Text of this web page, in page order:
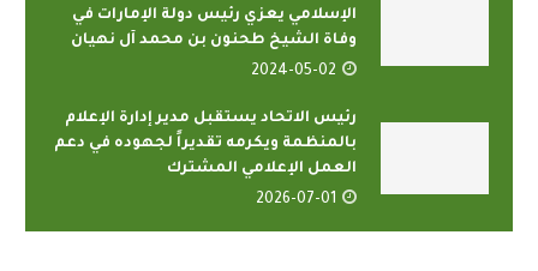
الإسلامي يعزي رئيس دولة الإمارات في
وفاة الشيخ طحنون بن محمد آل نهيان
2024-05-02
رئيس الاتحاد يستقبل مدير إدارة الإعلام
بالمنظمة ويكرمه تقديراً لجهوده في دعم
العمل الإعلامي المشترك
2026-07-01